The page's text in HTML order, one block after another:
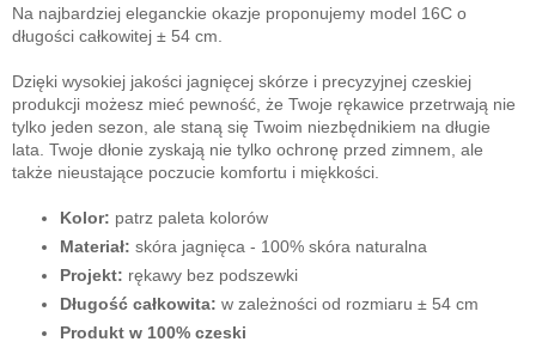
Na najbardziej eleganckie okazje proponujemy model 16C o
długości całkowitej ± 54 cm.
Dzięki wysokiej jakości jagnięcej skórze i precyzyjnej czeskiej
produkcji możesz mieć pewność, że Twoje rękawice przetrwają nie
tylko jeden sezon, ale staną się Twoim niezbędnikiem na długie
lata. Twoje dłonie zyskają nie tylko ochronę przed zimnem, ale
także nieustające poczucie komfortu i miękkości.
Kolor: patrz paleta kolorów
Materiał: skóra jagnięca - 100% skóra naturalna
Projekt: rękawy bez podszewki
Długość całkowita: w zależności od rozmiaru ± 54 cm
Produkt w 100% czeski